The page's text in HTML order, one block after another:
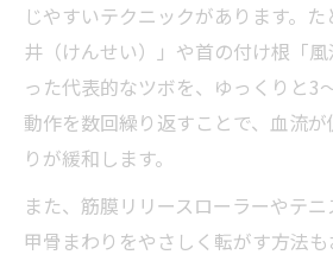
じやすいテクニックがあります。
井（けんせい）」や首の付け根「
った代表的なツボを、ゆっくりと3
動作を数回繰り返すことで、血流
りが緩和します。
また、筋膜リリースローラーやテ
甲骨まわりをやさしく転がす方法